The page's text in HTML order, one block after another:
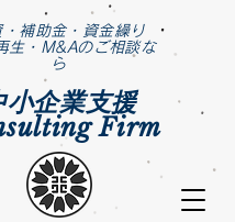
・補助金・資金繰り
生・M&Aのご相談な
ら
小企業支援
Firm